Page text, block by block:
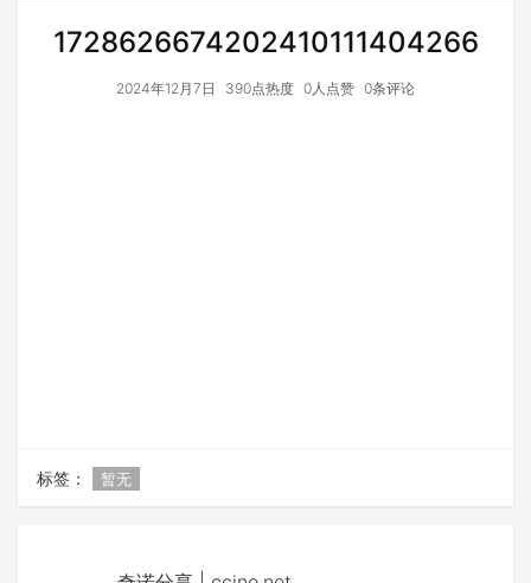
1728626674202410111404266
2024年12月7日 390点热度 0人点赞 0条评论
标签： 暂无